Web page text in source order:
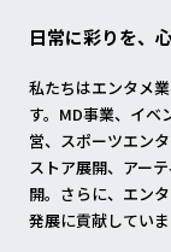
日常に彩りを、
私たちはエンタメ
す。MD事業、イベ
営、スポーツエン
ストア展開、アー
開。さらに、エン
発展に貢献していま